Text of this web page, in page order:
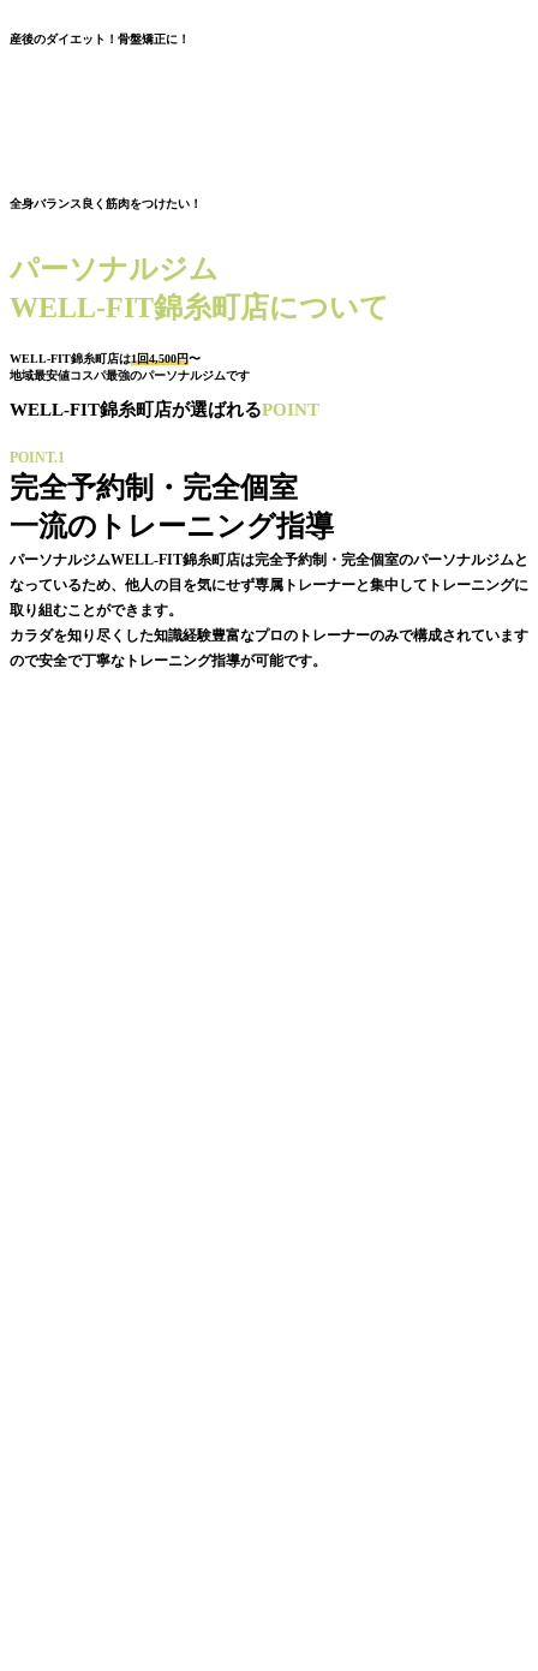
産後のダイエット！骨盤矯正に！
全身バランス良く筋肉をつけたい！
パーソナルジム
WELL-FIT錦糸町店について
WELL-FIT錦糸町店は1回4,500円〜
地域最安値コスパ最強のパーソナルジムです
WELL-FIT錦糸町店が選ばれるPOINT
POINT.1
完全予約制・完全個室
一流のトレーニング指導
パーソナルジムWELL-FIT錦糸町店は完全予約制・完全個室のパーソナルジムと
なっているため、他人の目を気にせず専属トレーナーと集中してトレーニングに
取り組むことができます。
カラダを知り尽くした知識経験豊富なプロのトレーナーのみで構成されています
ので安全で丁寧なトレーニング指導が可能です。